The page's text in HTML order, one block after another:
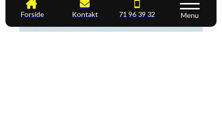
Forside Kontakt 71 96 39 32 Menu